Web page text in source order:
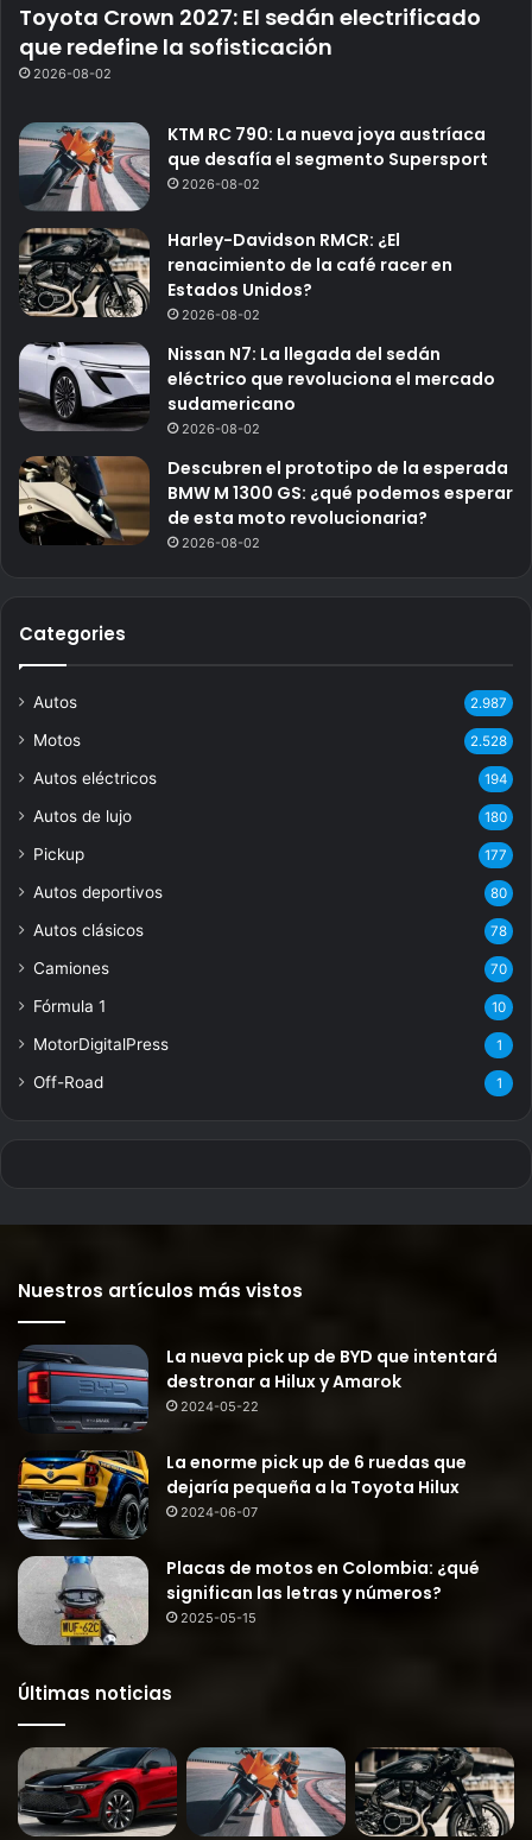
Toyota Crown 2027: El sedán electrificado
que redefine la sofisticación
2026-08-02
KTM RC 790: La nueva joya austríaca
que desafía el segmento Supersport
2026-08-02
Harley-Davidson RMCR: ¿El
renacimiento de la café racer en
Estados Unidos?
2026-08-02
Nissan N7: La llegada del sedán
eléctrico que revoluciona el mercado
sudamericano
2026-08-02
Descubren el prototipo de la esperada
BMW M 1300 GS: ¿qué podemos esperar
de esta moto revolucionaria?
2026-08-02
Categories
Autos 2.987
Motos 2.528
Autos eléctricos 194
Autos de lujo 180
Pickup 177
Autos deportivos 80
Autos clásicos 78
Camiones 70
Fórmula 1 10
MotorDigitalPress 1
Off-Road 1
Nuestros artículos más vistos
La nueva pick up de BYD que intentará
destronar a Hilux y Amarok
2024-05-22
La enorme pick up de 6 ruedas que
dejaría pequeña a la Toyota Hilux
2024-06-07
Placas de motos en Colombia: ¿qué
significan las letras y números?
2025-05-15
Últimas noticias